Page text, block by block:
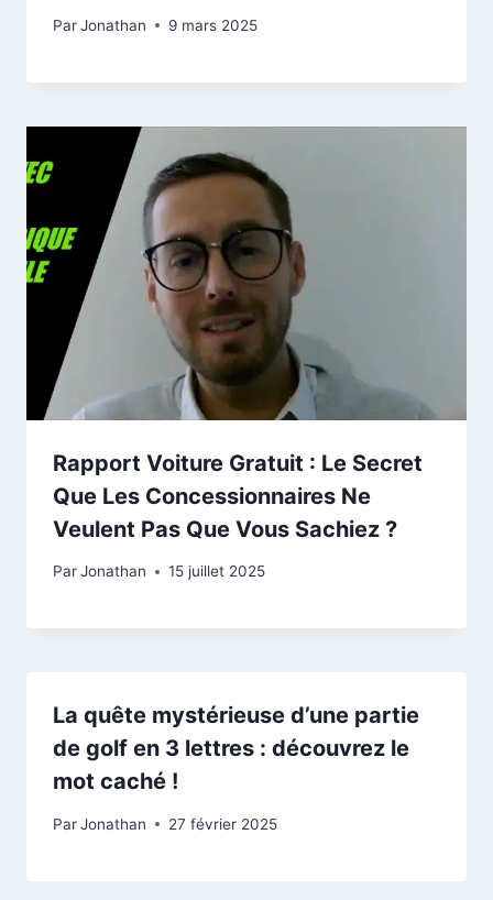
ParJonathan 9 mars 2025
Rapport Voiture Gratuit : Le Secret
Que Les Concessionnaires Ne
Veulent Pas Que Vous Sachiez ?
ParJonathan 15 juillet 2025
La quête mystérieuse d’une partie
de golf en 3 lettres : découvrez le
mot caché !
ParJonathan 27 février 2025